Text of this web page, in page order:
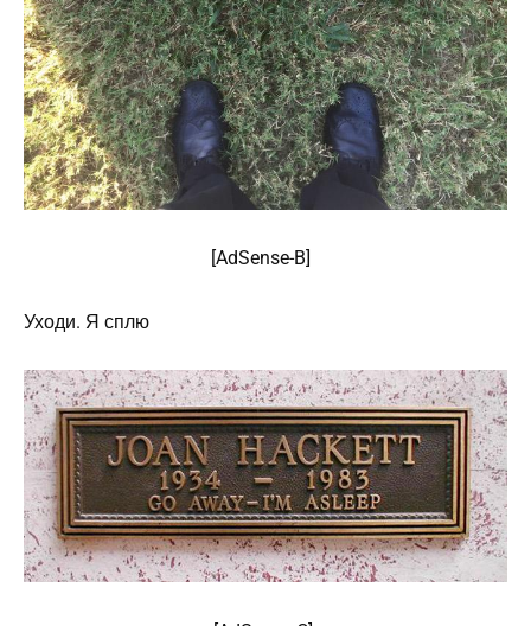
[AdSense-B]
Уходи. Я сплю